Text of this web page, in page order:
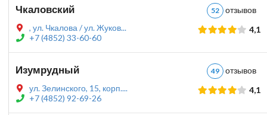
Чкаловский 52
, ул. Чкалова / ул. Жуков...
+7 (4852) 33-60-60
4,1
Изумрудный 49
ул. Зелинского, 15, корп....
+7 (4852) 92-69-26
4,1